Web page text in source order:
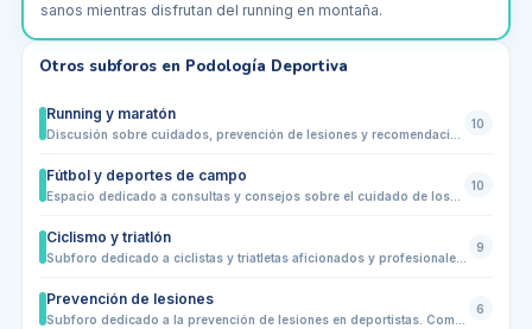
sanos mientras disfrutan del running en montaña.
Otros subforos en Podología Deportiva
Running y maratón
10
Fútbol y deportes de campo
Espacio dedicado a consultas y consejos sobre el cuidado de los pies en deportes de equipo y de campo. Comparte experiencias sobre prevención de lesiones, calzado deportivo específico, plantillas, esguinces, rozaduras, sobrecargas y recuperación tras entrenamientos o partidos. Ideal para jugadores aficionados y profesionales que quieran mantener sus pies sanos y optimizar su rendimiento deportivo
10
Ciclismo y triatlón
Subforo dedicado a ciclistas y triatletas aficionados y profesionales. Comparte dudas y consejos sobre el cuidado de los pies en el ciclismo y el triatlón: prevención de ampollas, fascitis plantar, dolor en metatarsos, uñas negras, elección de calzado y plantillas, recuperación post-entrenamiento, biomecánica de pedaleo y adaptación a largas distancias. Ideal para quienes buscan mantener sus pies sanos y optimizar el rendimiento en carretera, montaña o pruebas combinadas de triatlón
9
Prevención de lesiones
6